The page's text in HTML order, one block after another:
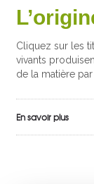
Cliquez sur les
vivants
de la matière
En savoir plus